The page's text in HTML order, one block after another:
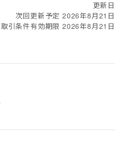
更新日
次回更新予定 2026年8月21日
取引条件有効期限 2026年8月21日